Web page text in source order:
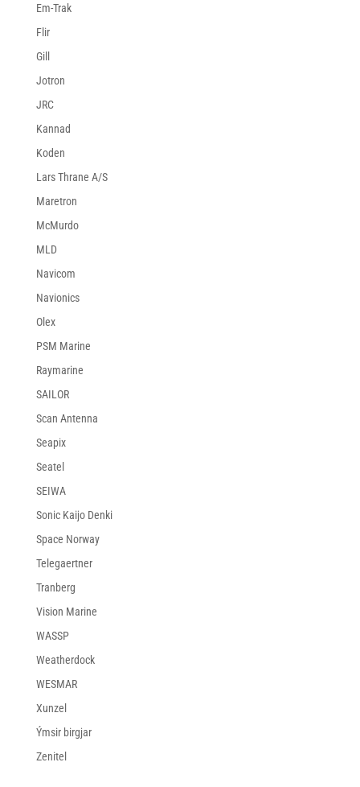
Em-Trak
Flir
Gill
Jotron
JRC
Kannad
Koden
Lars Thrane A/S
Maretron
McMurdo
MLD
Navicom
Navionics
Olex
PSM Marine
Raymarine
SAILOR
Scan Antenna
Seapix
Seatel
SEIWA
Sonic Kaijo Denki
Space Norway
Telegaertner
Tranberg
Vision Marine
WASSP
Weatherdock
WESMAR
Xunzel
Ýmsir birgjar
Zenitel